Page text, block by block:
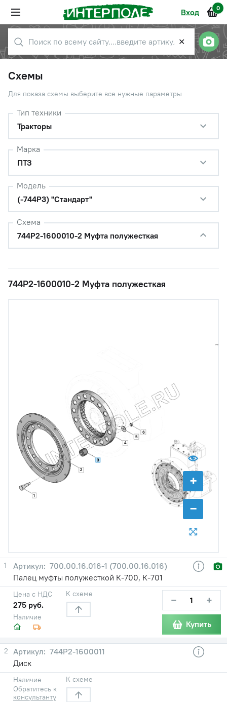
Вход 0
✕
Схемы
Для показа схемы выберите все нужные параметры
Тип техники
Тракторы
Марка
ПТЗ
Модель
(-744Р3) "Стандарт"
Схема
744Р2-1600010-2 Муфта полужесткая
744Р2-1600010-2 Муфта полужесткая
+
−
1
2
3
4
5
6
1
700.00.16.016-1 (700.00.16.016)
Палец муфты полужесткой К-700, К-701
Наличие
Цена с НДС
275 руб.
К схеме − +
Купить
2
744Р2-1600011
Диск
Наличие
Обратитесь к
консультанту
К схеме